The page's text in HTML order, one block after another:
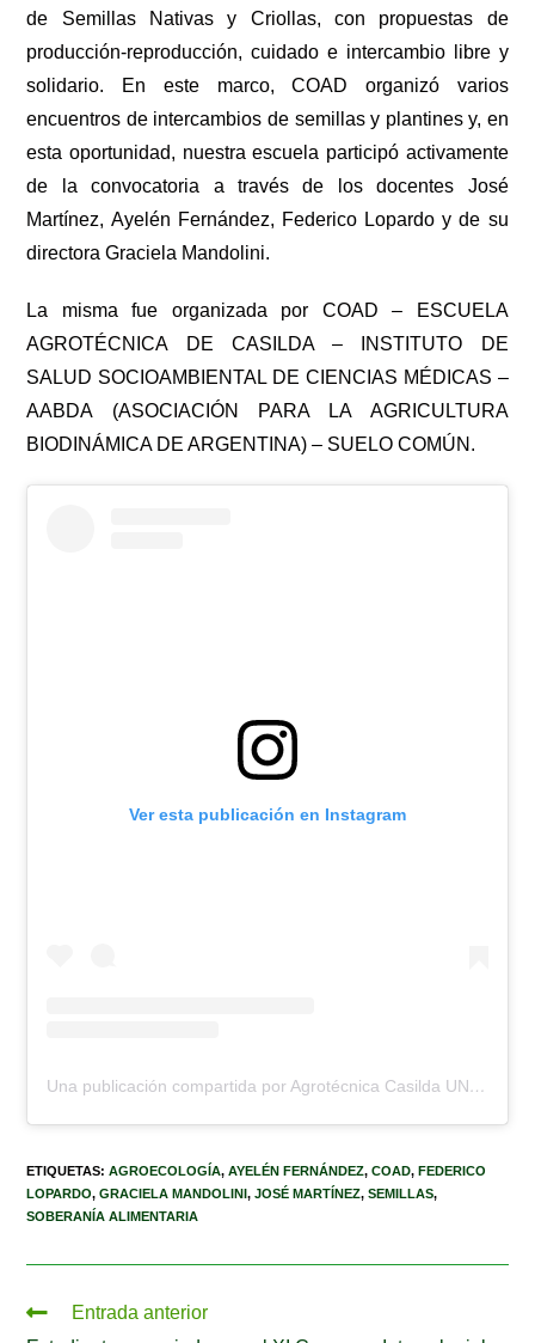
de Semillas Nativas y Criollas, con propuestas de
producción-reproducción, cuidado e intercambio libre y
solidario. En este marco, COAD organizó varios
encuentros de intercambios de semillas y plantines y, en
esta oportunidad, nuestra escuela participó activamente
de la convocatoria a través de los docentes José
Martínez, Ayelén Fernández, Federico Lopardo y de su
directora Graciela Mandolini.
La misma fue organizada por COAD – ESCUELA
AGROTÉCNICA DE CASILDA – INSTITUTO DE
SALUD SOCIOAMBIENTAL DE CIENCIAS MÉDICAS –
AABDA (ASOCIACIÓN PARA LA AGRICULTURA
BIODINÁMICA DE ARGENTINA) – SUELO COMÚN.
Ver esta publicación en Instagram
Una publicación compartida por Agrotécnica Casilda UNR (@escuela.agrotecnica.casilda)
ETIQUETAS:AGROECOLOGÍA, AYELÉN FERNÁNDEZ, COAD, FEDERICO
LOPARDO, GRACIELA MANDOLINI, JOSÉ MARTÍNEZ, SEMILLAS,
SOBERANÍA ALIMENTARIA
Entrada anterior